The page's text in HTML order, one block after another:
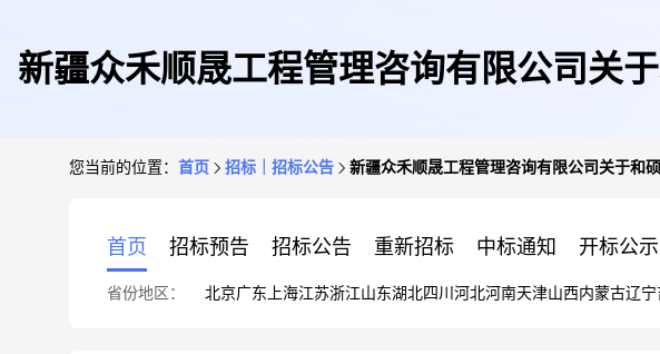
新疆众禾顺晟工程管理咨询有限公司关
您当前的位置： 首页 招标｜招标公告 新疆众禾顺晟工程管理咨询有限公司关于和
首页 招标预告 招标公告 重新招标 中标通知 开标公示
省份地区： 北京广东 上海江苏浙江山东湖北四川 河北河南天津山西内蒙古辽宁